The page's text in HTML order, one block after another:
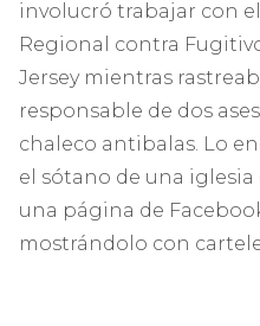
involucró trabajar con
Regional contra
Jersey mientras
responsable de dos
chaleco antibalas. Lo
el sótano de una
una página de
mostrándolo con